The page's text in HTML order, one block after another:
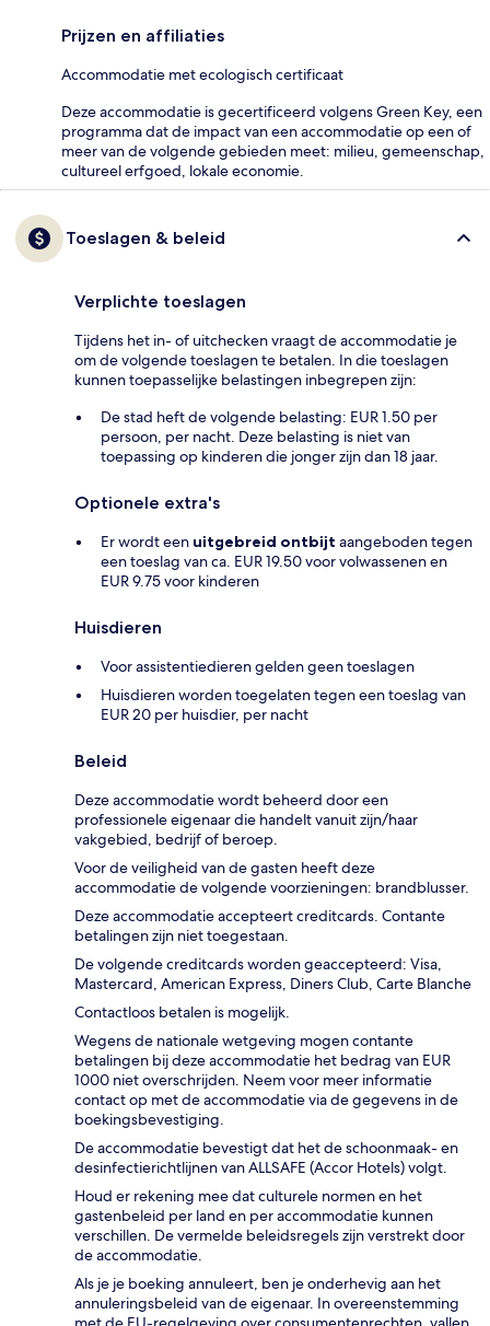
Prijzen en affiliaties
Accommodatie met ecologisch certificaat
Deze accommodatie is gecertificeerd volgens Green Key, een
programma dat de impact van een accommodatie op een of
meer van de volgende gebieden meet: milieu, gemeenschap,
cultureel erfgoed, lokale economie.
Toeslagen & beleid
Verplichte toeslagen
Tijdens het in- of uitchecken vraagt de accommodatie je
om de volgende toeslagen te betalen. In die toeslagen
kunnen toepasselijke belastingen inbegrepen zijn:
De stad heft de volgende belasting: EUR 1.50 per
persoon, per nacht. Deze belasting is niet van
toepassing op kinderen die jonger zijn dan 18 jaar.
Optionele extra's
Er wordt een uitgebreid ontbijt aangeboden tegen
een toeslag van ca. EUR 19.50 voor volwassenen en
EUR 9.75 voor kinderen
Huisdieren
Voor assistentiedieren gelden geen toeslagen
Huisdieren worden toegelaten tegen een toeslag van
EUR 20 per huisdier, per nacht
Beleid
Deze accommodatie wordt beheerd door een
professionele eigenaar die handelt vanuit zijn/haar
vakgebied, bedrijf of beroep.
Voor de veiligheid van de gasten heeft deze
accommodatie de volgende voorzieningen: brandblusser.
Deze accommodatie accepteert creditcards. Contante
betalingen zijn niet toegestaan.
De volgende creditcards worden geaccepteerd: Visa,
Mastercard, American Express, Diners Club, Carte Blanche
Contactloos betalen is mogelijk.
Wegens de nationale wetgeving mogen contante
betalingen bij deze accommodatie het bedrag van EUR
1000 niet overschrijden. Neem voor meer informatie
contact op met de accommodatie via de gegevens in de
boekingsbevestiging.
De accommodatie bevestigt dat het de schoonmaak- en
desinfectierichtlijnen van ALLSAFE (Accor Hotels) volgt.
Houd er rekening mee dat culturele normen en het
gastenbeleid per land en per accommodatie kunnen
verschillen. De vermelde beleidsregels zijn verstrekt door
de accommodatie.
Als je je boeking annuleert, ben je onderhevig aan het
annuleringsbeleid van de eigenaar. In overeenstemming